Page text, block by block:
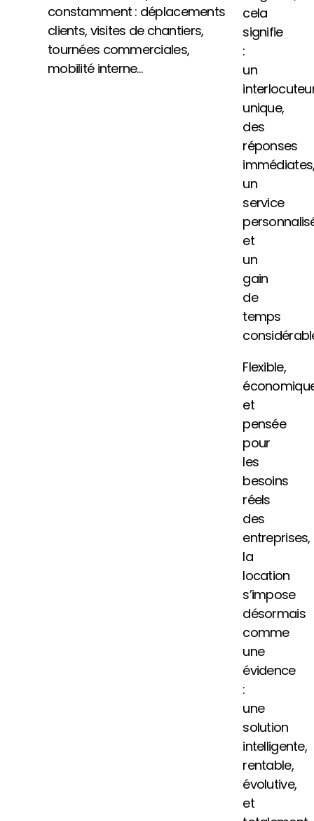
constamment : déplacements
clients, visites de chantiers,
tournées commerciales,
mobilité interne…
cela
signifie
:
un
unique,
des
réponses
un
service
et
un
gain
de
temps
Flexible,
et
pensée
pour
les
besoins
réels
des
entreprises,
la
location
s’impose
désormais
comme
une
évidence
:
une
solution
intelligente,
rentable,
évolutive,
et